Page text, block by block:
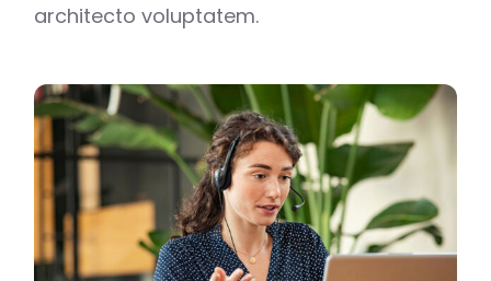
architecto voluptatem.